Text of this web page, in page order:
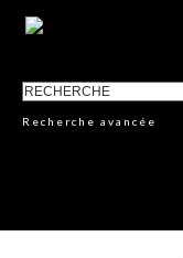
Recherche avancée